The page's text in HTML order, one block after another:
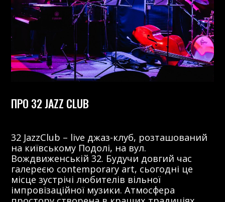
ПРО 32 JAZZ CLUB
32 JazzClub – live джаз-клуб, розташований
на київському Подолі, на вул.
Вождвиженській 32. Будучи довгий час
галереєю contemporary art, сьогодні це
місце зустрічі любителів вільної
імпровізаційної музики. Атмосфера